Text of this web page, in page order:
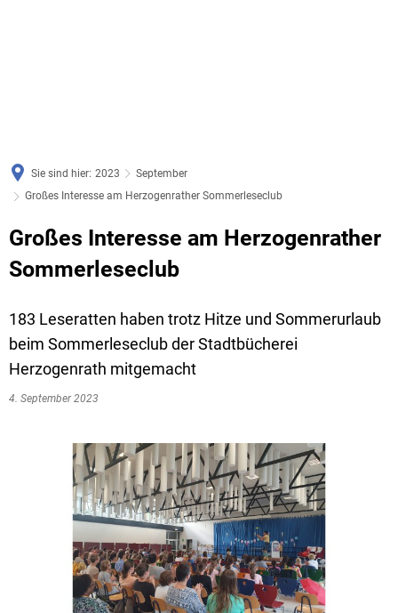
Sie sind hier: 2023
September
Großes Interesse am Herzogenrather Sommerleseclub
Großes Interesse am Herzogenrather
Sommerleseclub
183 Leseratten haben trotz Hitze und Sommerurlaub
beim Sommerleseclub der Stadtbücherei
Herzogenrath mitgemacht
4. September 2023